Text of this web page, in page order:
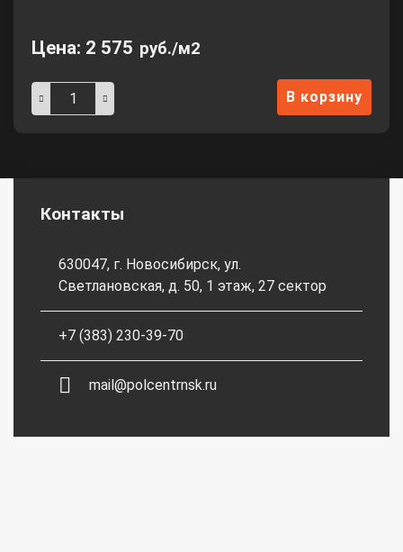
Цена: 2 575 руб./м2
В корзину
Контакты
630047, г. Новосибирск, ул.
Светлановская, д. 50, 1 этаж, 27 сектор
+7 (383) 230-39-70
mail@polcentrnsk.ru